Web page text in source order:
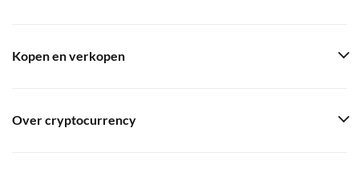
Kopen en verkopen
Over cryptocurrency